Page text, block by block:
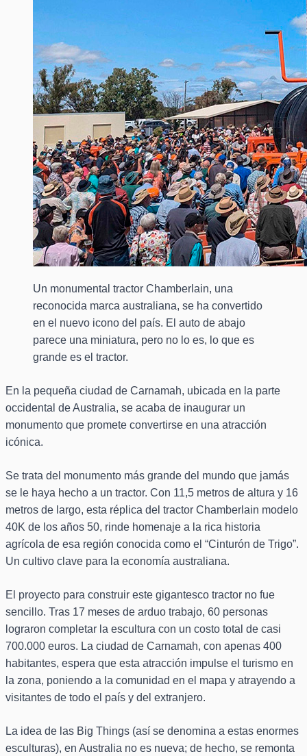
Un monumental tractor Chamberlain, una
reconocida marca australiana, se ha convertido
en el nuevo icono del país. El auto de abajo
parece una miniatura, pero no lo es, lo que es
grande es el tractor.
En la pequeña ciudad de Carnamah, ubicada en la parte
occidental de Australia, se acaba de inaugurar un
monumento que promete convertirse en una atracción
icónica.
Se trata del monumento más grande del mundo que jamás
se le haya hecho a un tractor. Con 11,5 metros de altura y 16
metros de largo, esta réplica del tractor Chamberlain modelo
40K de los años 50, rinde homenaje a la rica historia
agrícola de esa región conocida como el “Cinturón de Trigo”.
Un cultivo clave para la economía australiana.
El proyecto para construir este gigantesco tractor no fue
sencillo. Tras 17 meses de arduo trabajo, 60 personas
lograron completar la escultura con un costo total de casi
700.000 euros. La ciudad de Carnamah, con apenas 400
habitantes, espera que esta atracción impulse el turismo en
la zona, poniendo a la comunidad en el mapa y atrayendo a
visitantes de todo el país y del extranjero.
La idea de las Big Things (así se denomina a estas enormes
esculturas), en Australia no es nueva; de hecho, se remonta